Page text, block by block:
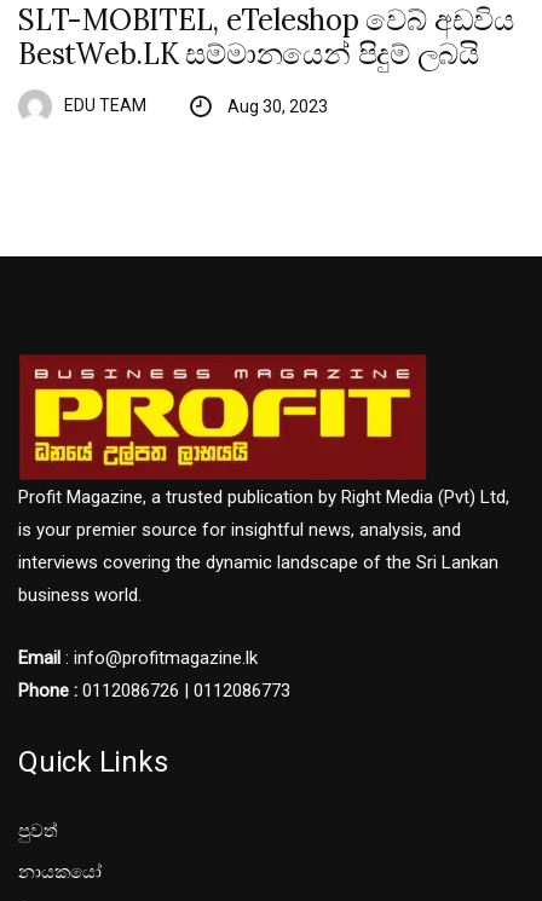
SLT-MOBITEL, eTeleshop වෙබ් අඩවිය
BestWeb.LK සම්මානයෙන් පිදුම් ලබයි
EDU TEAM Aug 30, 2023
Profit Magazine, a trusted publication by Right Media (Pvt) Ltd,
is your premier source for insightful news, analysis, and
interviews covering the dynamic landscape of the Sri Lankan
business world.
Email : info@profitmagazine.lk
Phone : 0112086726 | 0112086773
Quick Links
පුවත්
නායකයෝ